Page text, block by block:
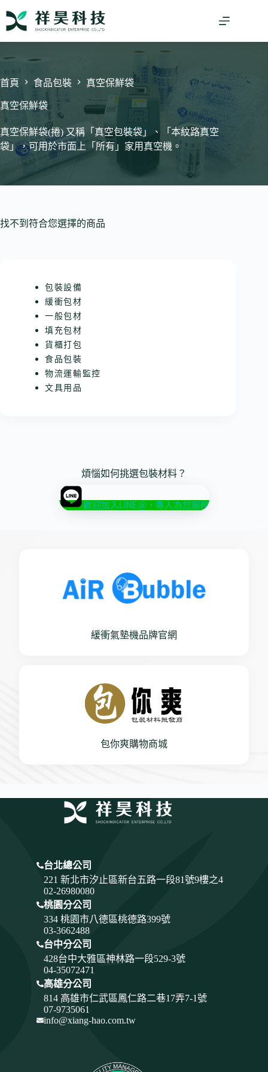
容
首頁 食品包裝 真空保鮮袋
真空保鮮袋
真空保鮮袋(捲) 又稱「真空包裝袋」、「本紋路真空
袋」，可用於市面上「所有」家用真空機。
找不到符合您選擇的商品
包裝設備
緩衝包材
一般包材
填充包材
貨櫃打包
食品包裝
物流運輸監控
文具用品
煩惱如何挑選包裝材料？
歡迎加入LINE@，專人為您服務
緩衝氣墊機品牌官網
包你爽購物商城
台北總公司
221 新北市汐止區新台五路一段81號9樓之4
02-26980080
桃園分公司
334 桃園市八德區桃德路399號
03-3662488
台中分公司
428台中大雅區神林路一段529-3號
04-35072471
高雄分公司
814 高雄市仁武區鳳仁路二巷17弄7-1號
07-9735061
info@xiang-hao.com.tw